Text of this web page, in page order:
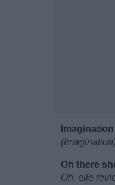
Imagination
(Imagination)
Oh there
Oh, elle